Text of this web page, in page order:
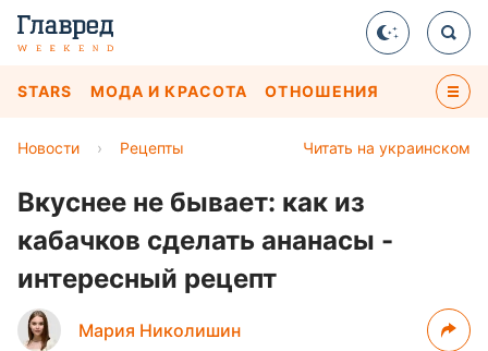
STARS МОДА И КРАСОТА ОТНОШЕНИЯ
Читать на украинском
Новости › Рецепты
Вкуснее не бывает: как из
кабачков сделать ананасы -
интересный рецепт
Мария Николишин